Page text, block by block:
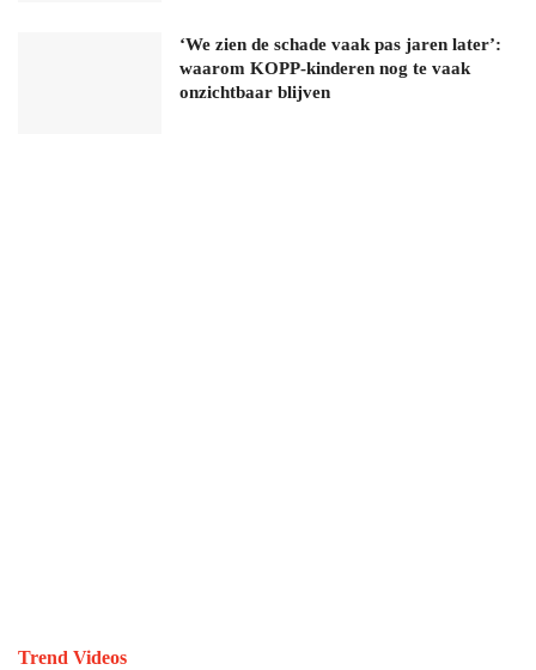
‘We zien de schade vaak pas jaren later’:
waarom KOPP-kinderen nog te vaak
onzichtbaar blijven
Trend Videos